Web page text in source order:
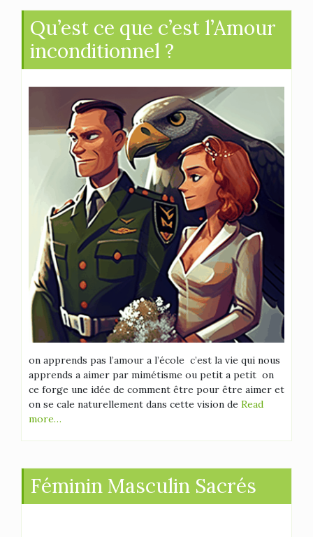
Qu’est ce que c’est l’Amour
inconditionnel ?
on apprends pas l’amour a l’école c’est la vie qui nous
apprends a aimer par mimétisme ou petit a petit on
ce forge une idée de comment être pour être aimer et
on se cale naturellement dans cette vision de Read
more…
Féminin Masculin Sacrés